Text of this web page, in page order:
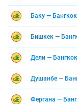
Баку — Бангкок
Бишкек —
Дели — Бангкок
Душанбе —
Фергана —